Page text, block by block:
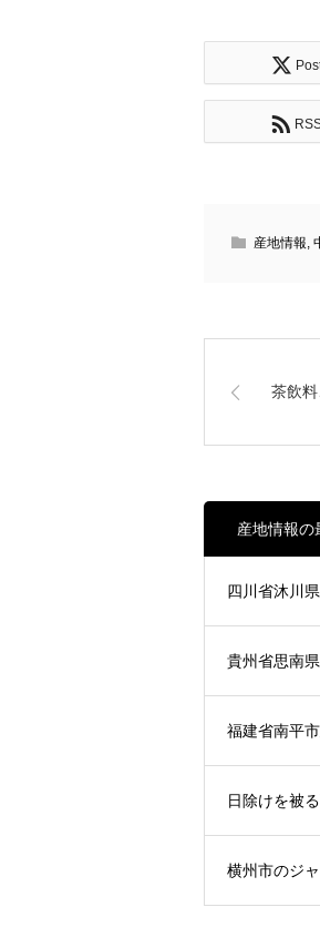
産地情報
茶飲
産地情報の
四川省沐川
貴州省思南
福建省南平
日除けを被
横州市のジ